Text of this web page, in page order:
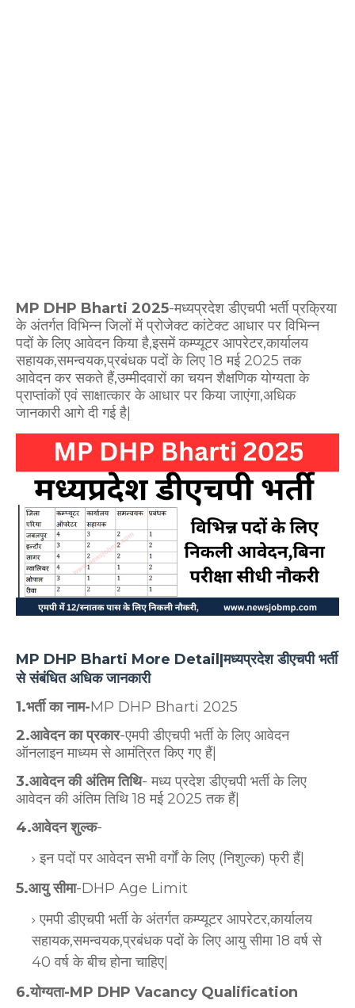
MP DHP Bharti 2025-मध्यप्रदेश डीएचपी भर्ती प्रक्रिया
के अंतर्गत विभिन्न जिलों में प्रोजेक्ट कांटेक्ट आधार पर विभिन्न
पदों के लिए आवेदन किया है,इसमें कम्प्यूटर आपरेटर,कार्यालय
सहायक,समन्वयक,प्रबंधक पदों के लिए 18 मई 2025 तक
आवेदन कर सकते हैं,उम्मीदवारों का चयन शैक्षणिक योग्यता के
प्राप्तांकों एवं साक्षात्कार के आधार पर किया जाएंगा,अधिक
जानकारी आगे दी गई है|
MP DHP Bharti More Detail|मध्यप्रदेश डीएचपी भर्ती
से संबंधित अधिक जानकारी
1.भर्ती का नाम-MP DHP Bharti 2025
2.आवेदन का प्रकार-एमपी डीएचपी भर्ती के लिए आवेदन
ऑनलाइन माध्यम से आमंत्रित किए गए हैं|
3.आवेदन की अंतिम तिथि- मध्य प्रदेश डीएचपी भर्ती के लिए
आवेदन की अंतिम तिथि 18 मई 2025 तक हैं|
4.आवेदन शुल्क-
इन पदों पर आवेदन सभी वर्गों के लिए (निशुल्क) फ्री हैं|
5.आयु सीमा-DHP Age Limit
एमपी डीएचपी भर्ती के अंतर्गत कम्प्यूटर आपरेटर,कार्यालय
सहायक,समन्वयक,प्रबंधक पदों के लिए आयु सीमा 18 वर्ष से
40 वर्ष के बीच होना चाहिए|
6.योग्यता-MP DHP Vacancy Qualification